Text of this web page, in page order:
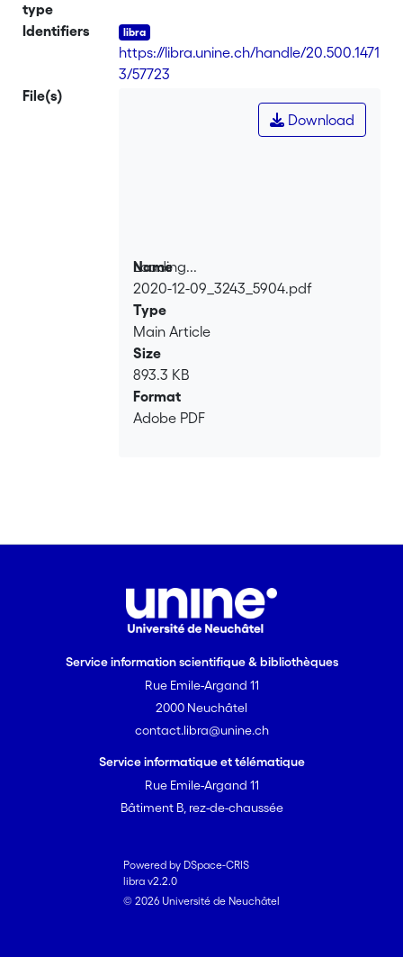
type
Identifiers
https://libra.unine.ch/handle/20.500.1471
3/57723
File(s)
Loading...
Loading...
Download
Name
2020-12-09_3243_5904.pdf
Type
Main Article
Size
893.3 KB
Format
Adobe PDF
Service information scientifique & bibliothèques
Rue Emile-Argand 11
2000 Neuchâtel
contact.libra@unine.ch
Service informatique et télématique
Rue Emile-Argand 11
Bâtiment B, rez-de-chaussée
Powered by DSpace-CRIS
libra v2.2.0
© 2026 Université de Neuchâtel